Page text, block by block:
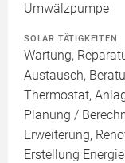
Umwälzpumpe
SOLAR TÄTIGKEITEN
Wartung,
Austausch,
Thermostat,
Planung /
Erweiterung,
Erstellung